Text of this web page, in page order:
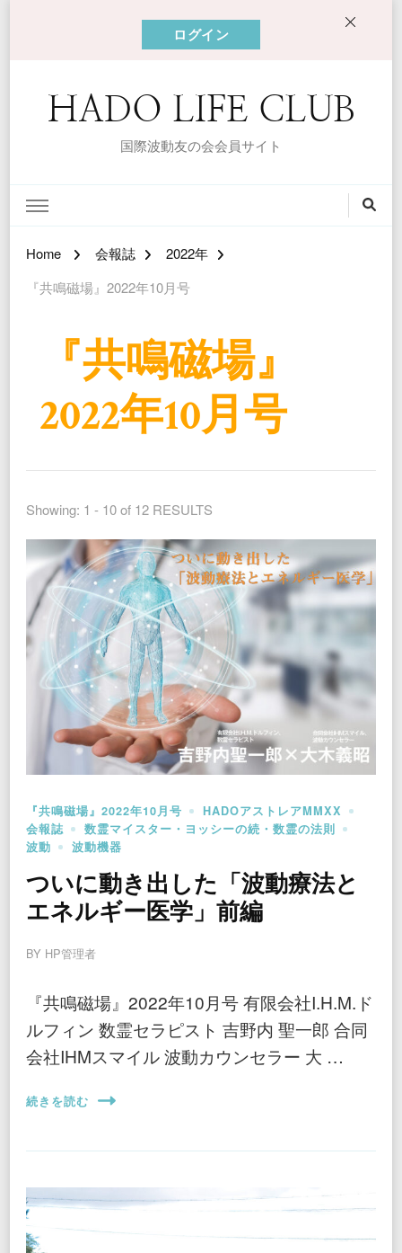
ログイン
HADO LIFE CLUB
国際波動友の会会員サイト
Home 会報誌
2022年
『共鳴磁場』2022年10月号
『共鳴磁場』
2022年10月号
Showing: 1 - 10 of 12 RESULTS
『共鳴磁場』2022年10月号
HADOアストレアMMXX
会報誌
数霊マイスター・ヨッシーの続・数霊の法則
波動
波動機器
ついに動き出した「波動療法と
エネルギー医学」前編
BY HP管理者
『共鳴磁場』2022年10月号 有限会社I.H.M.ド
ルフィン 数霊セラピスト 吉野内 聖一郎 合同
会社IHMスマイル 波動カウンセラー 大 …
続きを読む